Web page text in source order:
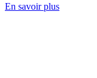
En savoir plus